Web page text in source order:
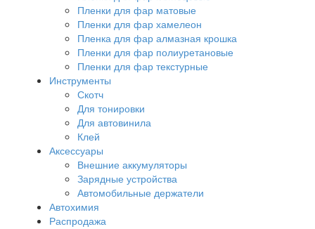
Пленки для фар матовые
Пленки для фар хамелеон
Пленка для фар алмазная крошка
Пленки для фар полиуретановые
Пленки для фар текстурные
Инструменты
Скотч
Для тонировки
Для автовинила
Клей
Аксессуары
Внешние аккумуляторы
Зарядные устройства
Автомобильные держатели
Автохимия
Распродажа